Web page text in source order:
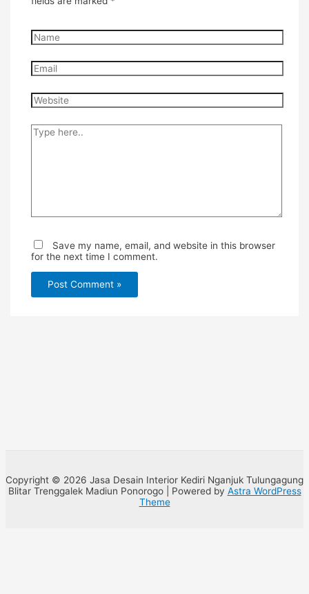
Name
Email
Website
Type
here..
Save my name, email, and website in this browser
for the next time I comment.
Copyright © 2026 Jasa Desain Interior Kediri Nganjuk Tulungagung
Blitar Trenggalek Madiun Ponorogo | Powered by Astra WordPress
Theme